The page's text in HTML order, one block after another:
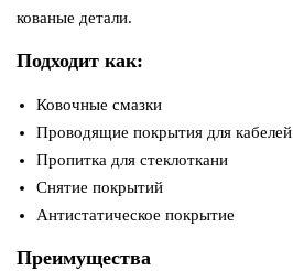
кованые детали.
Подходит как:
Ковочные смазки
Проводящие покрытия для кабелей
Пропитка для стеклоткани
Снятие покрытий
Антистатическое покрытие
Преимущества